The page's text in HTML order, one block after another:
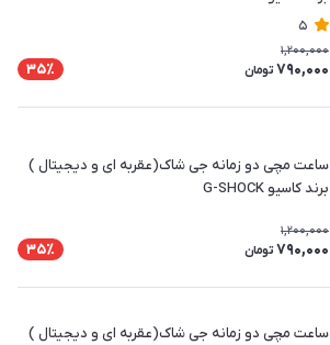
5
1,200,000
790,000 تومان 35٪
ساعت مچی دو زمانه جی شاک(عقربه ای و دیجیتال )
برند کاسیو G-SHOCK
1,200,000
790,000 تومان 35٪
ساعت مچی دو زمانه جی شاک(عقربه ای و دیجیتال )